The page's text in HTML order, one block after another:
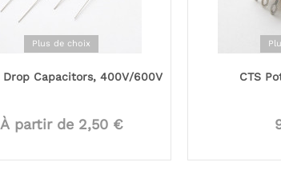
Plus de choix
Drop Capacitors, 400V/600V
À partir de 2,50 €
CTS